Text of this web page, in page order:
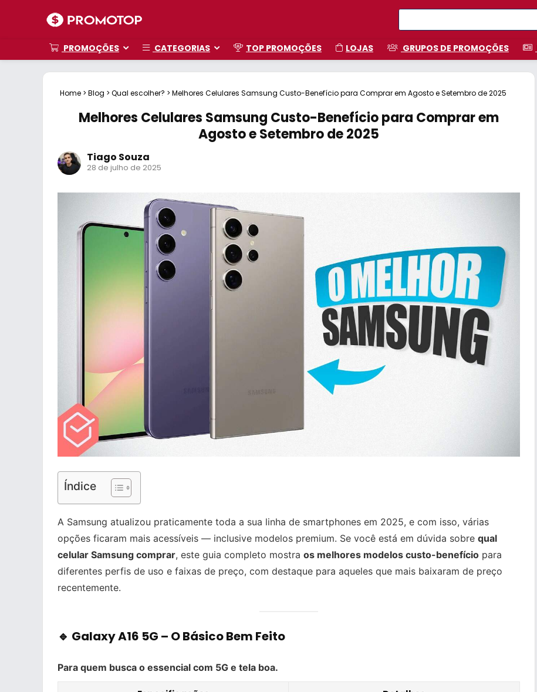
PROMOÇÕES CATEGORIAS TOP PROMOÇÕES LOJAS GRUPOS DE PROMOÇÕES
Home > Blog > Qual escolher? > Melhores Celulares Samsung Custo-Benefício para Comprar em Agosto e Setembro de 2025
Melhores Celulares Samsung Custo-Benefício para Comprar em
Agosto e Setembro de 2025
Tiago Souza
28 de julho de 2025
Índice
A Samsung atualizou praticamente toda a sua linha de smartphones em 2025, e com isso, várias
opções ficaram mais acessíveis — inclusive modelos premium. Se você está em dúvida sobre qual
celular Samsung comprar, este guia completo mostra os melhores modelos custo-benefício para
diferentes perfis de uso e faixas de preço, com destaque para aqueles que mais baixaram de preço
recentemente.
🔹 Galaxy A16 5G – O Básico Bem Feito
Para quem busca o essencial com 5G e tela boa.